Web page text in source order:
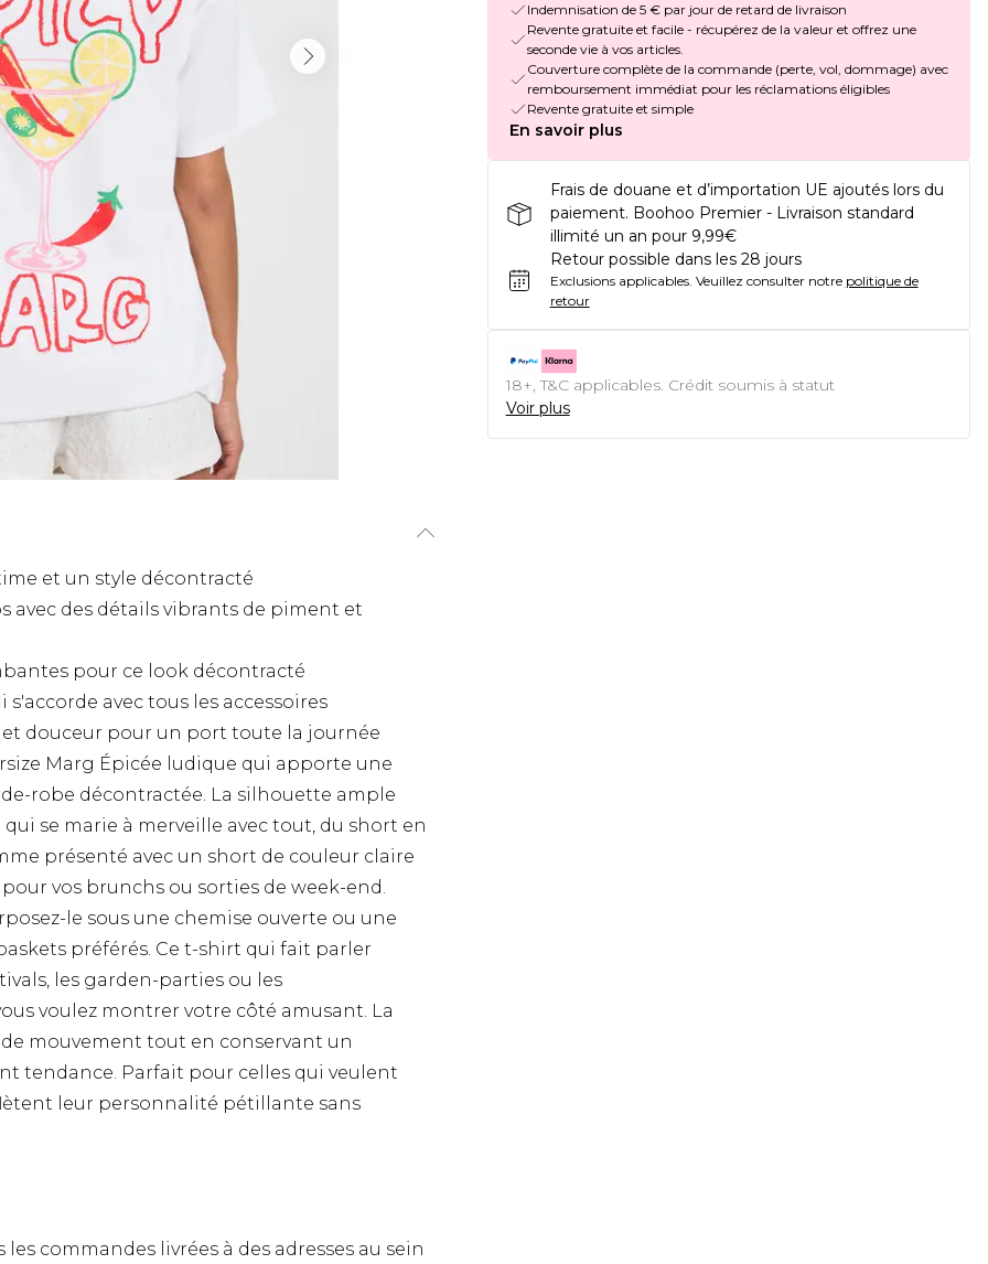
et un style décontracté
avec des détails vibrants de piment et
pour ce look décontracté
avec tous les accessoires
douceur pour un port toute la journée
Marg Épicée ludique qui apporte une
robe décontractée. La silhouette ample
se marie à merveille avec tout, du short en
présenté avec un short de couleur claire
vos brunchs ou sorties de week-end.
le sous une chemise ouverte ou une
préférés. Ce t-shirt qui fait parler
les garden-parties ou les
voulez montrer votre côté amusant. La
mouvement tout en conservant un
tendance. Parfait pour celles qui veulent
leur personnalité pétillante sans
commandes livrées à des adresses au sein
Indemnisation de 5 € par jour de retard de livraison
Revente gratuite et facile - récupérez de la valeur et offrez une
seconde vie à vos articles.
Couverture complète de la commande (perte, vol, dommage) avec
remboursement immédiat pour les réclamations éligibles
Revente gratuite et simple
En savoir plus
Frais de douane et d’importation UE ajoutés lors du
paiement. Boohoo Premier - Livraison standard
illimité un an pour 9,99€
Retour possible dans les 28 jours
Exclusions applicables. Veuillez consulter notre politique de
retour
18+, T&C applicables. Crédit soumis à statut
Voir plus